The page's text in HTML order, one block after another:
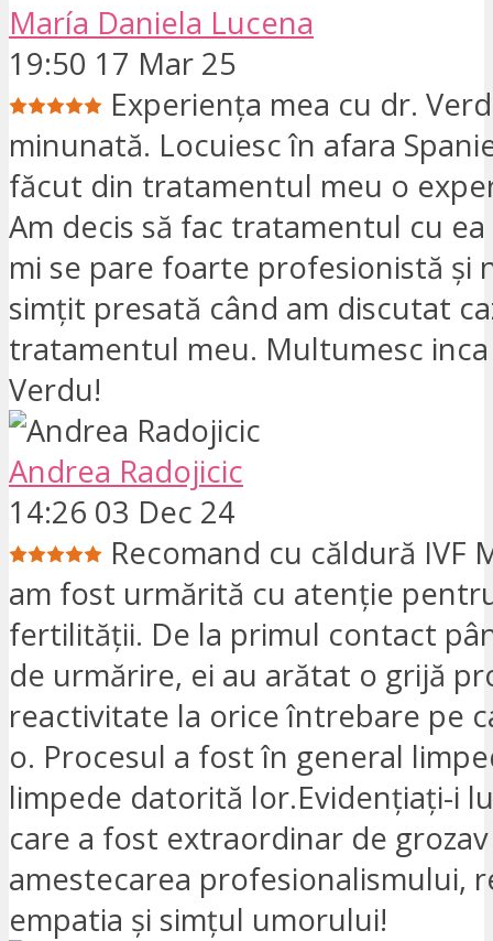
María Daniela Lucena
19:50 17 Mar 25
Experiența mea cu dr.
minunată. Locuiesc în afara
făcut din tratamentul meu o
Am decis să fac tratamentul cu
mi se pare foarte profesionistă și
simțit presată când am discutat
tratamentul meu. Multumesc
Verdu!
Andrea Radojicic
14:26 03 Dec 24
Recomand cu căldură IVF
am fost urmărită cu atenție
fertilității. De la primul contact
de urmărire, ei au arătat o grijă
reactivitate la orice întrebare pe
o. Procesul a fost în general
limpede datorită lor.Evidențiați-i
care a fost extraordinar de
amestecarea profesionalismului,
empatia și simțul umorului!